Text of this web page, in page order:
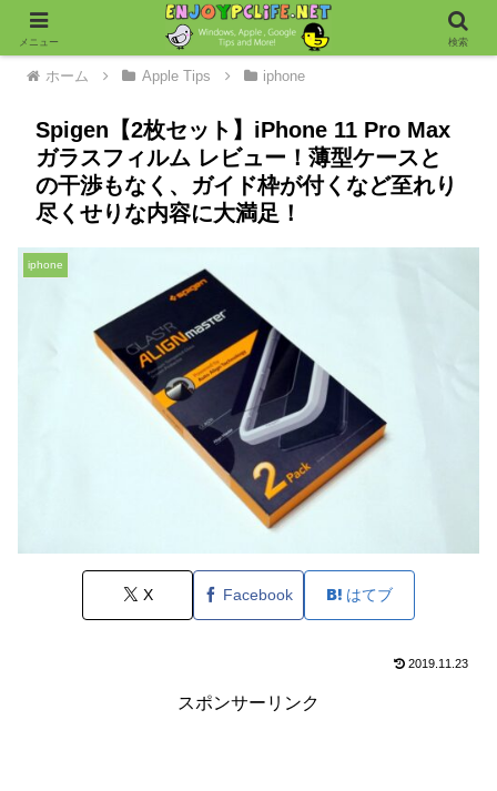
ホーム Apple Tips iphone
Spigen【2枚セット】iPhone 11 Pro Max
ガラスフィルム レビュー！薄型ケースと
の干渉もなく、ガイド枠が付くなど至れり
尽くせりな内容に大満足！
iphone
X Facebook はてブ
2019.11.23
スポンサーリンク
メニュー 検索